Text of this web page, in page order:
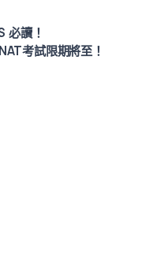
必讀！
考試限期將至！